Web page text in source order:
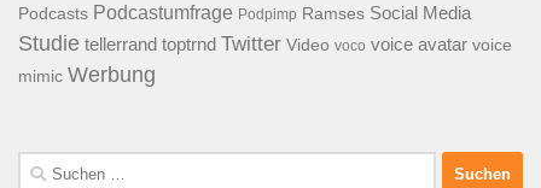
Podcasts Podcastumfrage Podpimp Ramses Social Media
Studie tellerrand toptrnd Twitter Video voco voice avatar voice
mimic Werbung
Suchen